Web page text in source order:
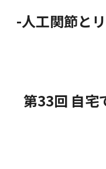
-人工関節と
第33回 自宅